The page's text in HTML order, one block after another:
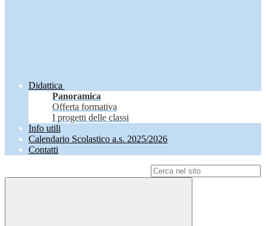
Didattica
Panoramica
Offerta formativa
I progetti delle classi
Info utili
Calendario Scolastico a.s. 2025/2026
Contatti